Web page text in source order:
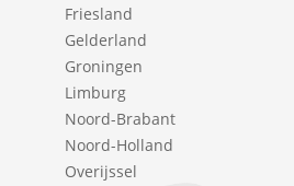
Friesland
Gelderland
Groningen
Limburg
Noord-Brabant
Noord-Holland
Overijssel